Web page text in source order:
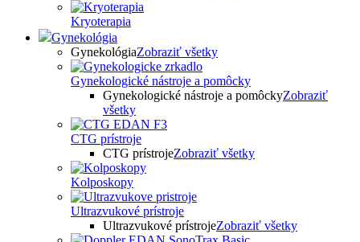
Kryoterapia
Gynekológia
GynekológiaZobraziť všetky
Gynekologické nástroje a pomôcky
Gynekologické nástroje a pomôckyZobraziť
všetky
CTG prístroje
CTG prístrojeZobraziť všetky
Kolposkopy
Ultrazvukové prístroje
Ultrazvukové prístrojeZobraziť všetky